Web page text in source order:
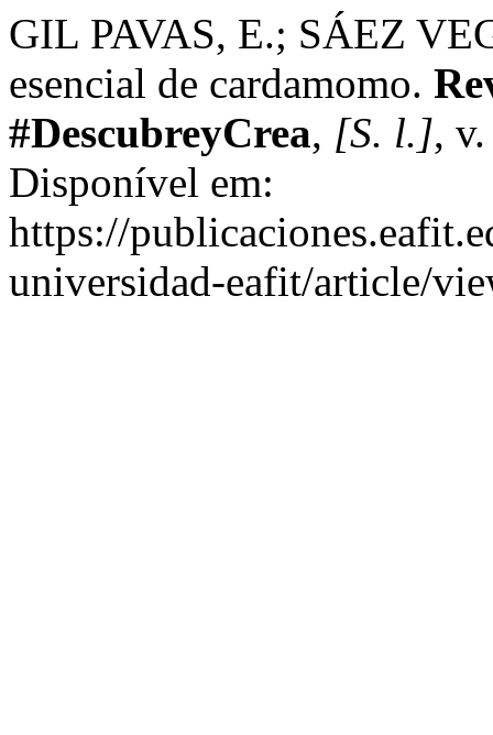
GIL PAVAS, E.; SÁEZ
esencial de cardamomo.
#DescubreyCrea, [S. l.],
Disponível em:
https://
universidad-eafit/article/